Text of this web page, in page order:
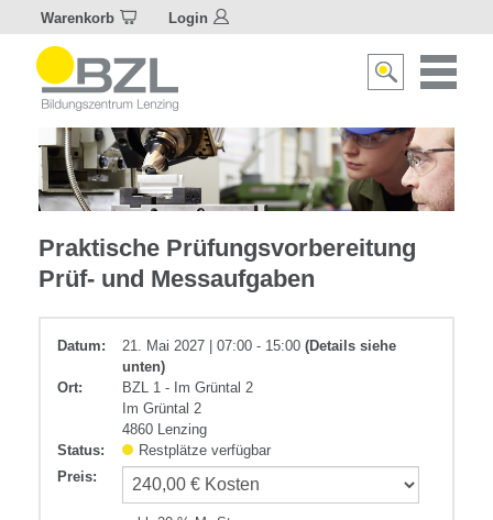
Warenkorb Login
Suche
Elektrotechnik
Praktische Prüfungsvorbereitung
Prüf- und Messaufgaben
Datum: 21. Mai 2027 | 07:00 - 15:00 (Details siehe
unten)
Ort:
BZL 1 - Im Grüntal 2
Im Grüntal 2
4860 Lenzing
Status:
Restplätze verfügbar
Preis: